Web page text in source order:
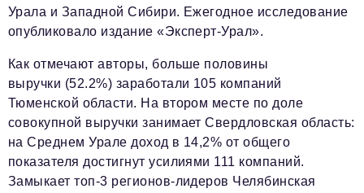
Электронные почты редакции:
Информационный отдел
Отдел рекламы
reklama@business-magazine.online
Отдел распространения/редакционная подписка
podpiska@business-magazine.online
Отдел по работе с партнерами
partner@business-magazine.online
Урала и Западной Сибири. Ежегодное исследование
опубликовало издание «Эксперт-Урал».
Как отмечают авторы, больше половины
выручки (52.2%) заработали 105 компаний
Тюменской области. На втором месте по доле
совокупной выручки занимает Свердловская область:
на Среднем Урале доход в 14,2% от общего
показателя достигнут усилиями 111 компаний.
Замыкает топ-3 регионов-лидеров Челябинская